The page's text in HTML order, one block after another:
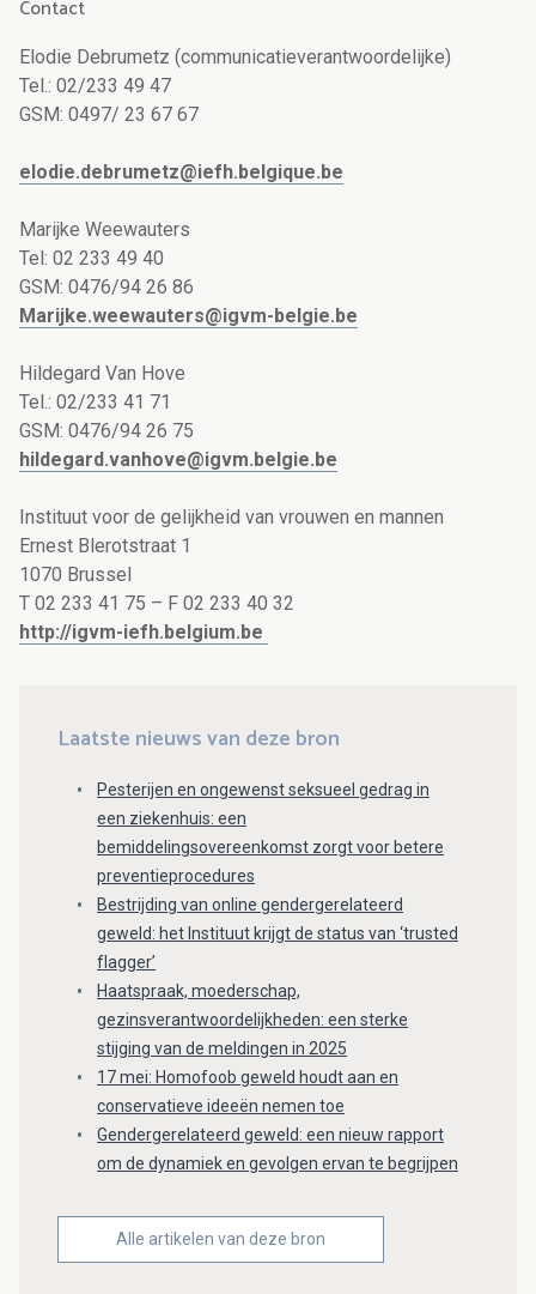
Contact
Elodie Debrumetz (communicatieverantwoordelijke)
Tel.: 02/233 49 47
GSM: 0497/ 23 67 67
elodie.debrumetz@iefh.belgique.be
Marijke Weewauters
Tel: 02 233 49 40
GSM: 0476/94 26 86
Marijke.weewauters@igvm-belgie.be
Hildegard Van Hove
Tel.: 02/233 41 71
GSM: 0476/94 26 75
hildegard.vanhove@igvm.belgie.be
Instituut voor de gelijkheid van vrouwen en mannen
Ernest Blerotstraat 1
1070 Brussel
T 02 233 41 75 – F 02 233 40 32
http://igvm-iefh.belgium.be
Laatste nieuws van deze bron
Pesterijen en ongewenst seksueel gedrag in
een ziekenhuis: een
bemiddelingsovereenkomst zorgt voor betere
preventieprocedures
Bestrijding van online gendergerelateerd
geweld: het Instituut krijgt de status van ‘trusted
flagger’
Haatspraak, moederschap,
gezinsverantwoordelijkheden: een sterke
stijging van de meldingen in 2025
17 mei: Homofoob geweld houdt aan en
conservatieve ideeën nemen toe
Gendergerelateerd geweld: een nieuw rapport
om de dynamiek en gevolgen ervan te begrijpen
Alle artikelen van deze bron